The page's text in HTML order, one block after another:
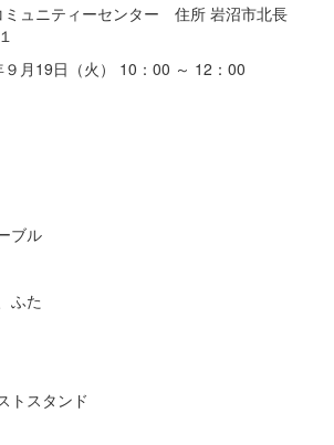
ュニティーセンター 住所 岩沼市北長
月19日（火） 10：00 ～ 12：00
ブル
ふた
トスタンド